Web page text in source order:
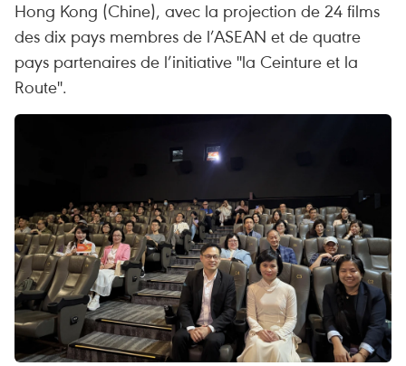
Hong Kong (Chine), avec la projection de 24 films
des dix pays membres de l’ASEAN et de quatre
pays partenaires de l’initiative ''la Ceinture et la
Route''.